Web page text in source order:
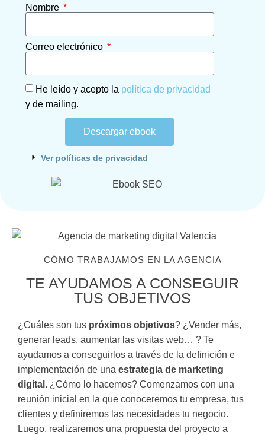
Nombre
Correo electrónico
He leído y acepto la política de privacidad
y de mailing.
Descargar ebook
Ver políticas de privacidad
CÓMO TRABAJAMOS EN LA AGENCIA
TE AYUDAMOS A CONSEGUIR
TUS OBJETIVOS
¿Cuáles son tus próximos objetivos? ¿Vender más,
generar leads, aumentar las visitas web… ? Te
ayudamos a conseguirlos a través de la definición e
implementación de una estrategia de marketing
digital . ¿Cómo lo hacemos? Comenzamos con una
reunión inicial en la que conoceremos tu empresa, tus
clientes y definiremos las necesidades tu negocio.
Luego, realizaremos una propuesta del proyecto a